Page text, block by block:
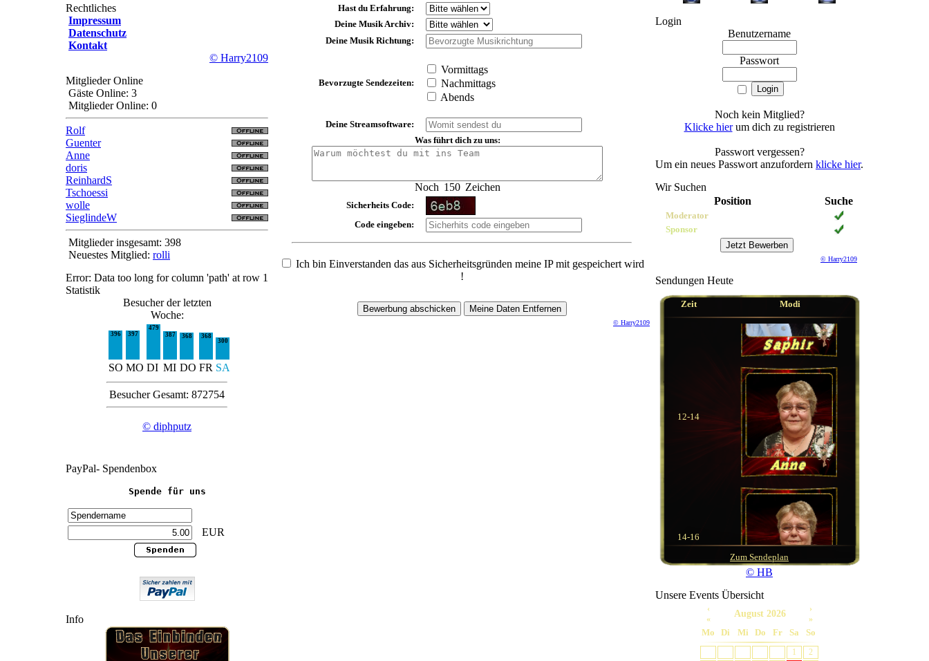
Rechtliches
Impressum
Datenschutz
Kontakt
© Harry2109
Mitglieder Online
Gäste Online: 3
Mitglieder Online: 0
Rolf
Guenter
Anne
doris
ReinhardS
Tschoessi
wolle
SieglindeW
Mitglieder insgesamt: 398
Neuestes Mitglied: rolli
Error: Data too long for column 'path' at row 1
Statistik
Besucher der letzten
Woche:
396 397
479
387
368 368
300
SO MO DI MI DO FR SA
Besucher Gesamt: 872754
© diphputz
PayPal- Spendenbox
Spende für uns
EUR
Info
Hast du Erfahrung:
Deine Musik Archiv:
Deine Musik Richtung:
Bevorzugte Sendezeiten:
Vormittags
Nachmittags
Abends
Deine Streamsoftware:
Was führt dich zu uns:
Noch 150 Zeichen
Sicherheits Code:
Code eingeben:
Ich bin Einverstanden das aus Sicherheitsgründen meine IP mit gespeichert wird
!
© Harry2109
Login
Benutzername
Passwort
Noch kein Mitglied?
Klicke hierum dich zu registrieren
Passwort vergessen?
Um ein neues Passwort anzufordern klicke hier.
Wir Suchen
Position
Suche
Moderator
Sponsor
© Harry2109
Sendungen Heute
Zeit Modi
10-12
12-14
14-16
Zum Sendeplan
© HB
Unsere Events Übersicht
‹
«
August 2026
›
»
Mo Di Mi Do Fr Sa So
1
2